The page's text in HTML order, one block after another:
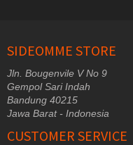
SIDEOMME STORE
Jln. Bougenvile V No 9
Gempol Sari Indah
Bandung 40215
Jawa Barat - Indonesia
CUSTOMER SERVICE